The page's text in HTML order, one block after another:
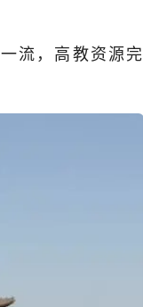
流，高教资源完